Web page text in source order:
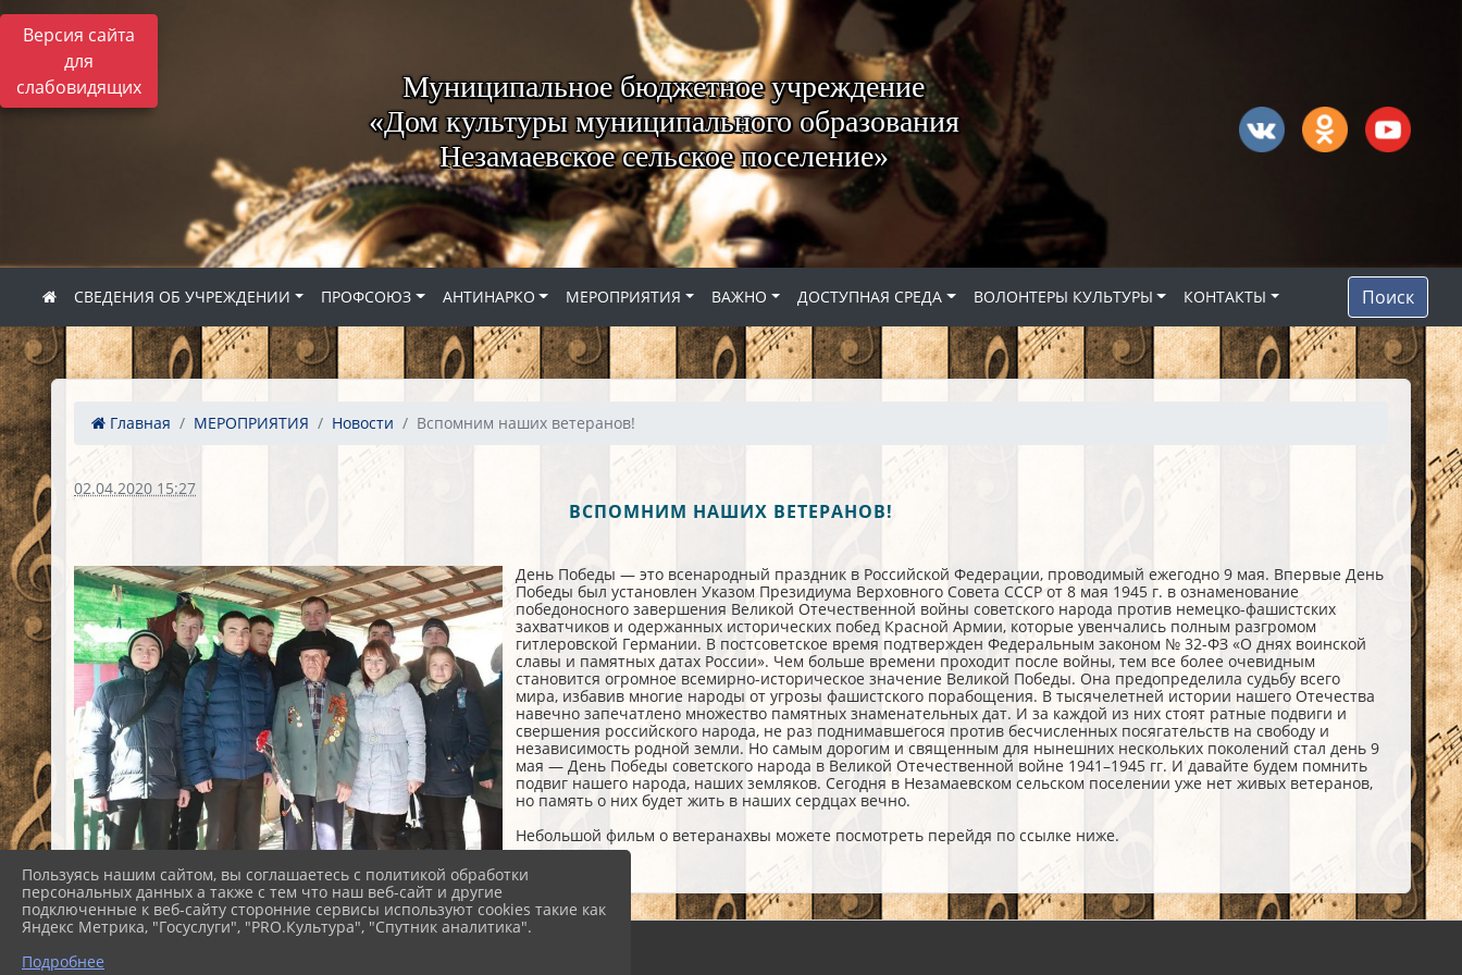
Версия сайта
для
слабовидящих
Муниципальное бюджетное учреждение
«Дом культуры муниципального образования
Незамаевское сельское поселение»
СВЕДЕНИЯ ОБ УЧРЕЖДЕНИИ ПРОФСОЮЗ АНТИНАРКО МЕРОПРИЯТИЯ ВАЖНО ДОСТУПНАЯ СРЕДА ВОЛОНТЕРЫ КУЛЬТУРЫ КОНТАКТЫ Поиск
Главная МЕРОПРИЯТИЯ Новости Вспомним наших ветеранов!
02.04.2020 15:27
ВСПОМНИМ НАШИХ ВЕТЕРАНОВ!
День Победы — это всенародный праздник в Российской Федерации, проводимый ежегодно 9 мая. Впервые День
Победы был установлен Указом Президиума Верховного Совета СССР от 8 мая 1945 г. в ознаменование
победоносного завершения Великой Отечественной войны советского народа против немецко-фашистских
захватчиков и одержанных исторических побед Красной Армии, которые увенчались полным разгромом
гитлеровской Германии. В постсоветское время подтвержден Федеральным законом № 32-ФЗ «О днях воинской
славы и памятных датах России». Чем больше времени проходит после войны, тем все более очевидным
становится огромное всемирно-историческое значение Великой Победы. Она предопределила судьбу всего
мира, избавив многие народы от угрозы фашистского порабощения. В тысячелетней истории нашего Отечества
навечно запечатлено множество памятных знаменательных дат. И за каждой из них стоят ратные подвиги и
свершения российского народа, не раз поднимавшегося против бесчисленных посягательств на свободу и
независимость родной земли. Но самым дорогим и священным для нынешних нескольких поколений стал день 9
мая — День Победы советского народа в Великой Отечественной войне 1941–1945 гг. И давайте будем помнить
подвиг нашего народа, наших земляков. Сегодня в Незамаевском сельском поселении уже нет живых ветеранов,
но память о них будет жить в наших сердцах вечно.
Небольшой фильм о ветеранахвы можете посмотреть перейдя по ссылке ниже.
Пользуясь нашим сайтом, вы соглашаетесь с политикой обработки
персональных данных а также с тем что наш веб-сайт и другие
подключенные к веб-сайту сторонние сервисы используют cookies такие как
Яндекс Метрика, "Госуслуги", "PRO.Культура", "Спутник аналитика".
Подробнее